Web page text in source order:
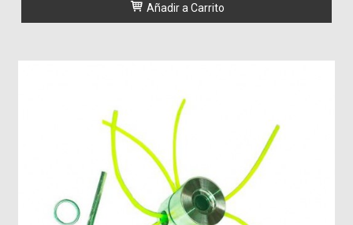
Añadir a Carrito